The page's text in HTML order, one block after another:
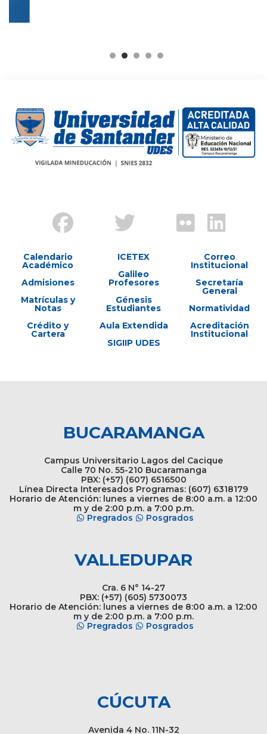
Calendario
Académico
Admisiones
Matrículas y
Notas
Crédito y
Cartera
ICETEX
Galileo
Profesores
Génesis
Estudiantes
Aula Extendida
SIGIIP UDES
Correo
Institucional
Secretaría
General
Normatividad
Acreditación
Institucional
BUCARAMANGA
Campus Universitario Lagos del Cacique
Calle 70 No. 55-210 Bucaramanga
PBX: (+57) (607) 6516500
Línea Directa Interesados Programas: (607) 6318179
Horario de Atención: lunes a viernes de 8:00 a.m. a 12:00
m y de 2:00 p.m. a 7:00 p.m.
Pregrados
Posgrados
VALLEDUPAR
Cra. 6 N° 14-27
PBX: (+57) (605) 5730073
Horario de Atención: lunes a viernes de 8:00 a.m. a 12:00
m y de 2:00 p.m. a 7:00 p.m.
Pregrados
Posgrados
CÚCUTA
Avenida 4 No. 11N-32